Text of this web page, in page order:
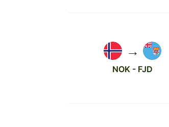
→
NOK - FJD